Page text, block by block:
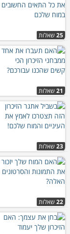
25 שאלות
21 שאלות
23 שאלות
22 שאלות